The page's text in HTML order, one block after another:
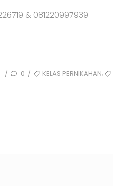
& 081220997939
/ 0 / KELAS PERNIKAHAN,